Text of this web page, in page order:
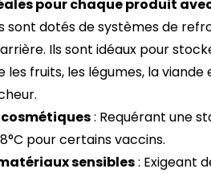
pour chaque produit
sont dotés de systèmes de
Ils sont idéaux pour
les fruits, les légumes, la
: Requérant une
pour certains vaccins.
sensibles: Exigeant